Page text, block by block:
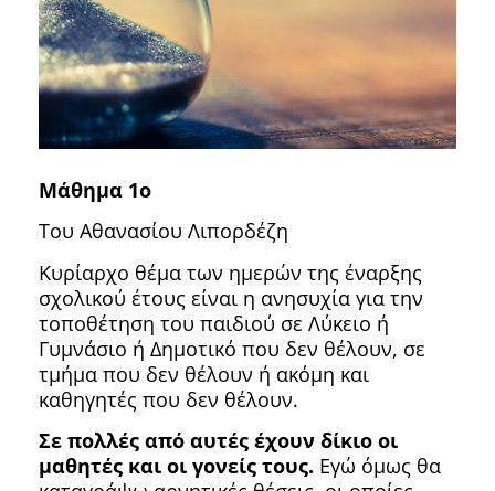
Μάθημα 1ο
Του Αθανασίου Λιπορδέζη
Κυρίαρχο θέμα των ημερών της έναρξης
σχολικού έτους είναι η ανησυχία για την
τοποθέτηση του παιδιού σε Λύκειο ή
Γυμνάσιο ή Δημοτικό που δεν θέλουν, σε
τμήμα που δεν θέλουν ή ακόμη και
καθηγητές που δεν θέλουν.
Σε πολλές από αυτές έχουν δίκιο οι
μαθητές και οι γονείς τους. Εγώ όμως θα